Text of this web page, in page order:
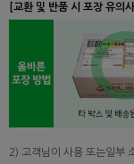
[교환 및 반품 시 포장 유의
2) 고객님이 사용 또는일부